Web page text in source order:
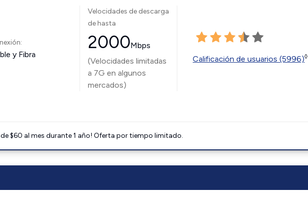
y Fibra
Velocidades de descarga
de hasta
2000Mbps
(Velocidades limitadas
a 7G en algunos
mercados)
Calificación de usuarios (5996)◊
$60 al mes durante 1 año! Oferta por tiempo limitado.